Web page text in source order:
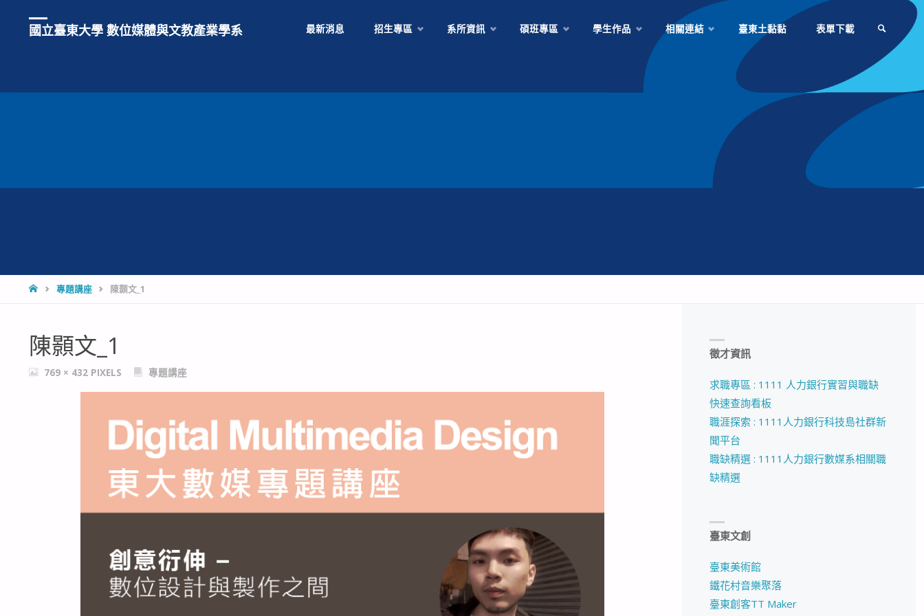
國立臺東大學 數位媒體與文教產業學系 最新消息 招生專區 系所資訊 碩班專區 學生作品 相關連結 臺東土黏黏 表單下載
HOME專題講座 陳顥文_1
陳顥文_1
FULL769 × 432 PIXELS 專題講座
徵才資訊
求職專區 : 1111 人力銀行實習與職缺
快速查詢看板
職涯探索 : 1111人力銀行科技島社群新
聞平台
職缺精選 : 1111人力銀行數媒系相關職
缺精選
臺東文創
臺東美術館
鐵花村音樂聚落
臺東創客TT Maker